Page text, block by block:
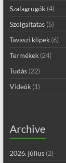
Szalagrugók(4)
Szolgaltatas(5)
Tavaszi klipek(6)
Termékek(24)
Tudás(22)
Videók(1)
Archive
2026. július(2)